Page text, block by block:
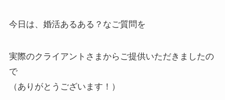
今日は、婚活あるある？なご質問を
実際のクライアントさまからご提供いただきましたの
で
（ありがとうございます！）